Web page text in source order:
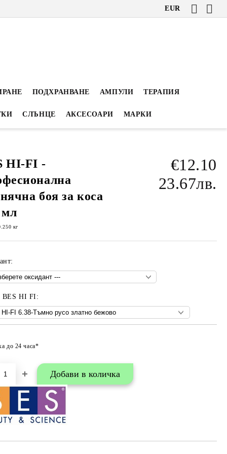
EUR
ПОДХРАНВАНЕ АМПУЛИ ТЕРАПИЯ
СЛЪНЦЕ АКСЕСОАРИ МАРКИ
HI-FI -
боя за коса
мл
€12.10
23.67лв.
кг
BES HI FI:
до 24 часа*